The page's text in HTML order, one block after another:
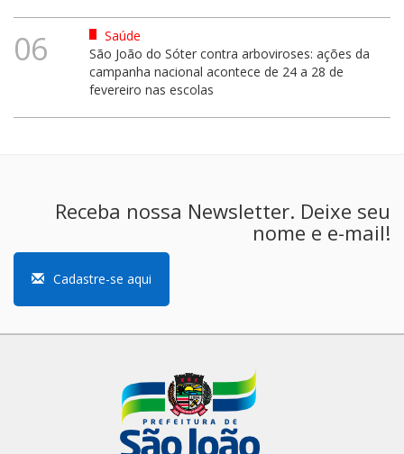
06
Saúde
São João do Sóter contra arboviroses: ações da
campanha nacional acontece de 24 a 28 de
fevereiro nas escolas
Receba nossa Newsletter. Deixe seu
nome e e-mail!
Cadastre-se aqui